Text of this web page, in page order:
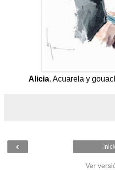
Alicia. Acuarela y
‹
Ver